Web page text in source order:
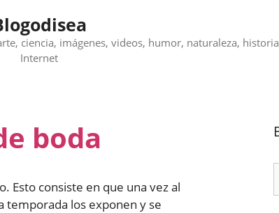
ciencia, imágenes, videos, humor, naturaleza,
Internet
boda
Esto consiste en que una vez al
temporada los exponen y se